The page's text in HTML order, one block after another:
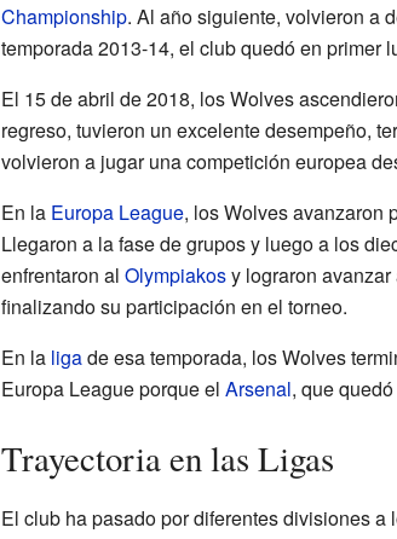
Championship. Al año siguiente, volvieron a
temporada 2013-14, el club quedó en primer
El 15 de abril de 2018, los Wolves
regreso, tuvieron un excelente desempeño,
volvieron a jugar una competición europea
En la Europa League, los Wolves avanzaron
Llegaron a la fase de grupos y luego a los
enfrentaron al Olympiakosy lograron avanzar
finalizando su participación en el torneo.
En la ligade esa temporada, los Wolves
Europa League porque el Arsenal, que
Trayectoria en las Ligas
El club ha pasado por diferentes divisiones a